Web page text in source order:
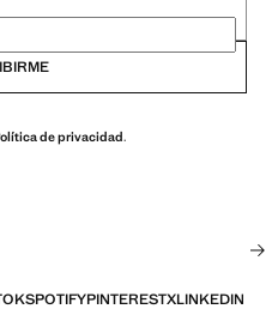
de privacidad.
SPOTIFYPINTERESTXLINKEDIN